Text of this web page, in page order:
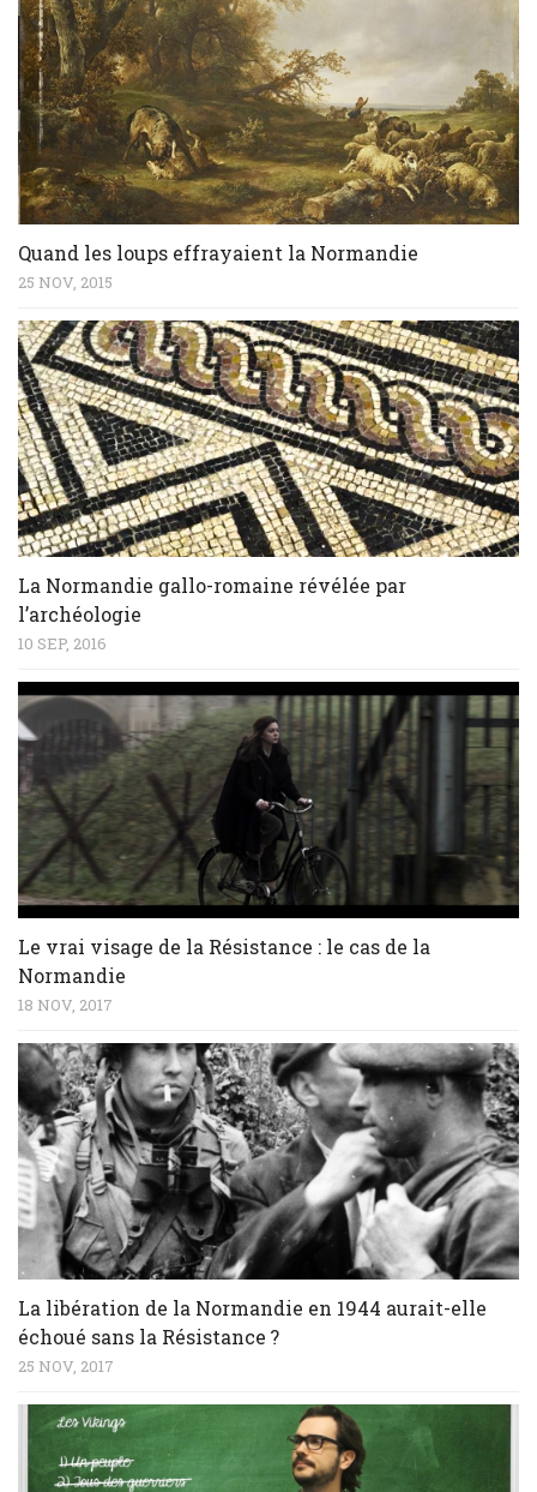
Quand les loups effrayaient la Normandie
25 NOV, 2015
La Normandie gallo-romaine révélée par
l’archéologie
10 SEP, 2016
Le vrai visage de la Résistance : le cas de la
Normandie
18 NOV, 2017
La libération de la Normandie en 1944 aurait-elle
échoué sans la Résistance ?
25 NOV, 2017